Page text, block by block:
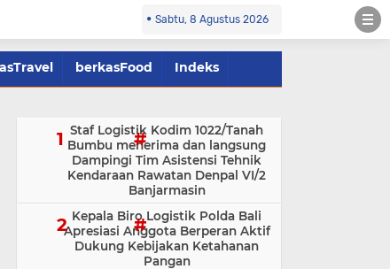
Sabtu, 8 Agustus 2026
berkasFood Indeks
Staf Logistik Kodim 1022/Tanah
Bumbu menerima dan langsung
Dampingi Tim Asistensi Tehnik
Kendaraan Rawatan Denpal VI/2
Banjarmasin
Kepala Biro Logistik Polda Bali
Apresiasi Anggota Berperan Aktif
Dukung Kebijakan Ketahanan
Pangan